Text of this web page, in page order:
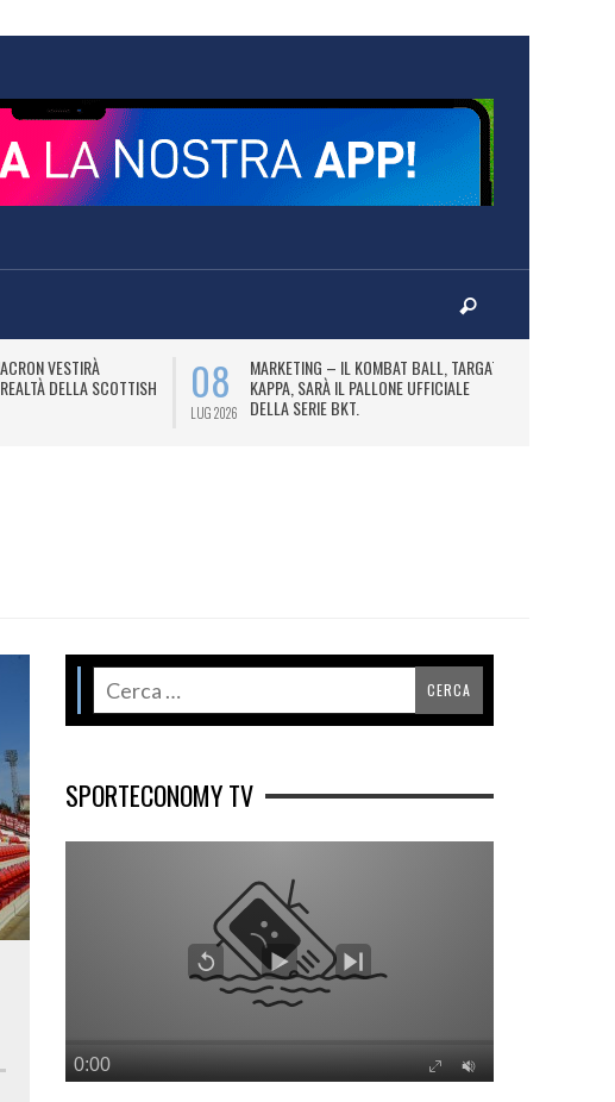
VESTIRÀ
DELLA SCOTTISH
08
LUG 2026
MARKETING – IL KOMBAT BALL, TARGATO
KAPPA, SARÀ IL PALLONE UFFICIALE
DELLA SERIE BKT.
SPORTECONOMY TV